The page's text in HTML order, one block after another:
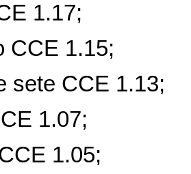
1.17;
CCE 1.15;
sete CCE 1.13;
1.07;
1.05;